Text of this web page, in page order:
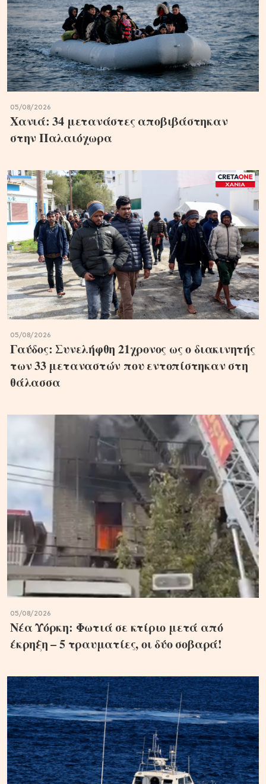
05/08/2026
Χανιά: 34 μετανάστες αποβιβάστηκαν
στην Παλαιόχωρα
05/08/2026
Γαύδος: Συνελήφθη 21χρονος ως ο διακινητής
των 33 μεταναστών που εντοπίστηκαν στη
θάλασσα
05/08/2026
Νέα Υόρκη: Φωτιά σε κτίριο μετά από
έκρηξη – 5 τραυματίες, οι δύο σοβαρά!